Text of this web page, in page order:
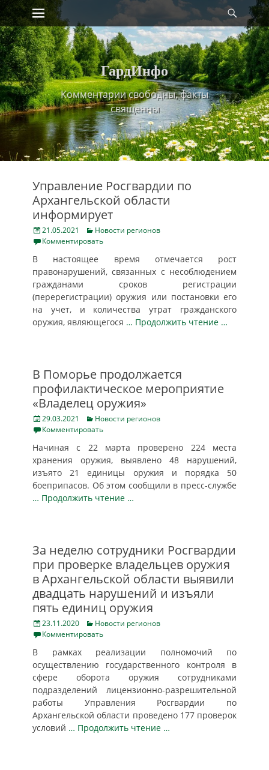
Skip
to
content
Primary Menu
ГардИнфо
Комментарии свободны, факты
священны
Управление Росгвардии по
Архангельской области
информирует
Posted
on
21.05.2021 Categories
Новости регионов
Комментировать
В настоящее время отмечается рост
правонарушений, связанных с несоблюдением
гражданами сроков регистрации
(перерегистрации) оружия или постановки его
на учет, и количества утрат гражданского
оружия, являющегося … Продолжить чтение …
В Поморье продолжается
профилактическое мероприятие
«Владелец оружия»
Posted
on
29.03.2021 Categories
Новости регионов
Комментировать
Начиная с 22 марта проверено 224 места
хранения оружия, выявлено 48 нарушений,
изъято 21 единицы оружия и порядка 50
боеприпасов. Об этом сообщили в пресс-службе
… Продолжить чтение …
За неделю сотрудники Росгвардии
при проверке владельцев оружия
в Архангельской области выявили
двадцать нарушений и изъяли
пять единиц оружия
Posted
on
23.11.2020 Categories
Новости регионов
Комментировать
В рамках реализации полномочий по
осуществлению государственного контроля в
сфере оборота оружия сотрудниками
подразделений лицензионно-разрешительной
работы Управления Росгвардии по
Архангельской области проведено 177 проверок
условий … Продолжить чтение …